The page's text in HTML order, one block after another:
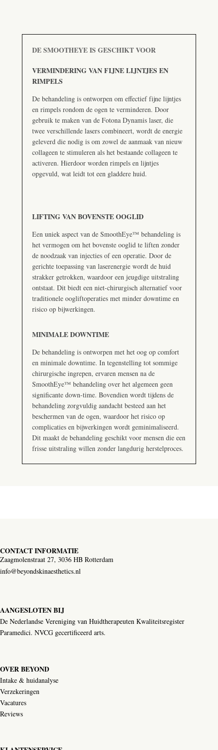
DE SMOOTHEYE IS GESCHIKT VOOR
VERMINDERING VAN FIJNE LIJNTJES EN
RIMPELS
De behandeling is ontworpen om effectief fijne lijntjes
en rimpels rondom de ogen te verminderen. Door
gebruik te maken van de Fotona Dynamis laser, die
twee verschillende lasers combineert, wordt de energie
geleverd die nodig is om zowel de aanmaak van nieuw
collageen te stimuleren als het bestaande collageen te
activeren. Hierdoor worden rimpels en lijntjes
opgevuld, wat leidt tot een gladdere huid.
LIFTING VAN BOVENSTE OOGLID
Een uniek aspect van de SmoothEye™ behandeling is
het vermogen om het bovenste ooglid te liften zonder
de noodzaak van injecties of een operatie. Door de
gerichte toepassing van laserenergie wordt de huid
strakker getrokken, waardoor een jeugdige uitstraling
ontstaat. Dit biedt een niet-chirurgisch alternatief voor
traditionele oogliftoperaties met minder downtime en
risico op bijwerkingen.
MINIMALE DOWNTIME
De behandeling is ontworpen met het oog op comfort
en minimale downtime. In tegenstelling tot sommige
chirurgische ingrepen, ervaren mensen na de
SmoothEye™ behandeling over het algemeen geen
significante down-time. Bovendien wordt tijdens de
behandeling zorgvuldig aandacht besteed aan het
beschermen van de ogen, waardoor het risico op
complicaties en bijwerkingen wordt geminimaliseerd.
Dit maakt de behandeling geschikt voor mensen die een
frisse uitstraling willen zonder langdurig herstelproces.
CONTACT INFORMATIE
Zaagmolenstraat 27, 3036 HB Rotterdam
info@beyondskinaesthetics.nl
AANGESLOTEN BIJ
De Nederlandse Vereniging van Huidtherapeuten Kwaliteitsregister
Paramedici. NVCG gecertificeerd arts.
OVER BEYOND
Intake & huidanalyse
Verzekeringen
Vacatures
Reviews